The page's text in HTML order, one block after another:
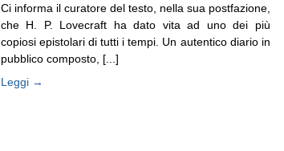
Ci informa il curatore del testo, nella sua postfazione,
che H. P. Lovecraft ha dato vita ad uno dei più
copiosi epistolari di tutti i tempi. Un autentico diario in
pubblico composto, [...]
Leggi →